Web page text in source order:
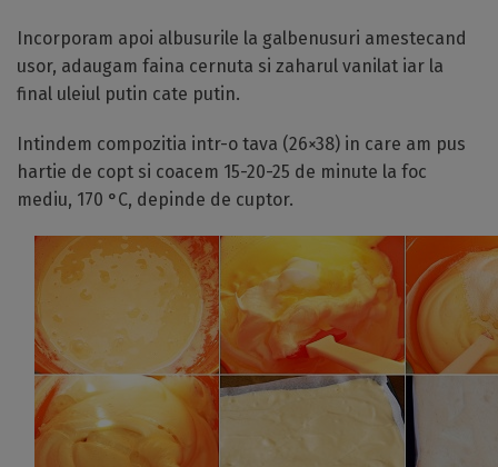
Incorporam apoi albusurile la galbenusuri amestecand
usor, adaugam faina cernuta si zaharul vanilat iar la
final uleiul putin cate putin.
Intindem compozitia intr-o tava (26×38) in care am pus
hartie de copt si coacem 15-20-25 de minute la foc
mediu, 170 °C, depinde de cuptor.